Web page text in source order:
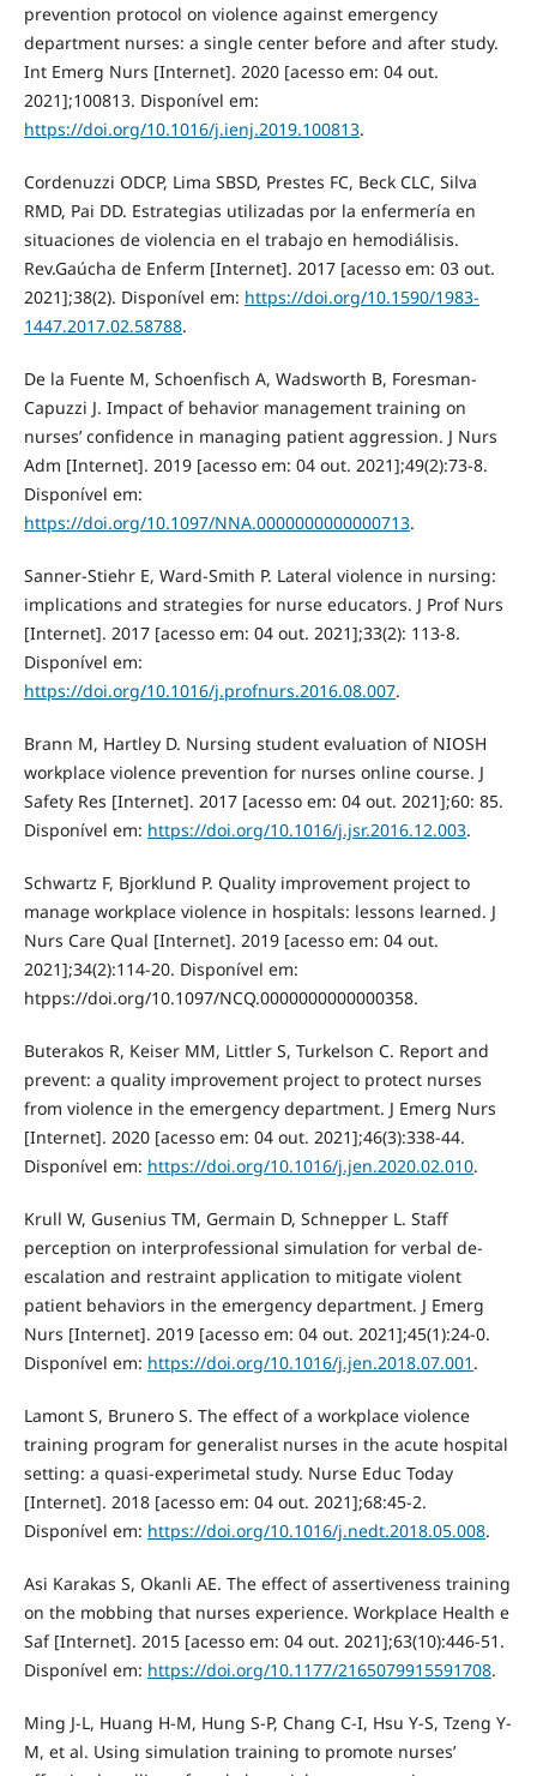
prevention protocol on violence against emergency
department nurses: a single center before and after study.
Int Emerg Nurs [Internet]. 2020 [acesso em: 04 out.
2021];100813. Disponível em:
https://doi.org/10.1016/j.ienj.2019.100813.
Cordenuzzi ODCP, Lima SBSD, Prestes FC, Beck CLC, Silva
RMD, Pai DD. Estrategias utilizadas por la enfermería en
situaciones de violencia en el trabajo en hemodiálisis.
Rev.Gaúcha de Enferm [Internet]. 2017 [acesso em: 03 out.
2021];38(2). Disponível em: https://doi.org/10.1590/1983-
1447.2017.02.58788.
De la Fuente M, Schoenfisch A, Wadsworth B, Foresman-
Capuzzi J. Impact of behavior management training on
nurses’ confidence in managing patient aggression. J Nurs
Adm [Internet]. 2019 [acesso em: 04 out. 2021];49(2):73-8.
Disponível em:
https://doi.org/10.1097/NNA.0000000000000713.
Sanner-Stiehr E, Ward-Smith P. Lateral violence in nursing:
implications and strategies for nurse educators. J Prof Nurs
[Internet]. 2017 [acesso em: 04 out. 2021];33(2): 113-8.
Disponível em:
https://doi.org/10.1016/j.profnurs.2016.08.007.
Brann M, Hartley D. Nursing student evaluation of NIOSH
workplace violence prevention for nurses online course. J
Safety Res [Internet]. 2017 [acesso em: 04 out. 2021];60: 85.
Disponível em: https://doi.org/10.1016/j.jsr.2016.12.003.
Schwartz F, Bjorklund P. Quality improvement project to
manage workplace violence in hospitals: lessons learned. J
Nurs Care Qual [Internet]. 2019 [acesso em: 04 out.
2021];34(2):114-20. Disponível em:
htpps://doi.org/10.1097/NCQ.0000000000000358.
Buterakos R, Keiser MM, Littler S, Turkelson C. Report and
prevent: a quality improvement project to protect nurses
from violence in the emergency department. J Emerg Nurs
[Internet]. 2020 [acesso em: 04 out. 2021];46(3):338-44.
Disponível em: https://doi.org/10.1016/j.jen.2020.02.010.
Krull W, Gusenius TM, Germain D, Schnepper L. Staff
perception on interprofessional simulation for verbal de-
escalation and restraint application to mitigate violent
patient behaviors in the emergency department. J Emerg
Nurs [Internet]. 2019 [acesso em: 04 out. 2021];45(1):24-0.
Disponível em: https://doi.org/10.1016/j.jen.2018.07.001 .
Lamont S, Brunero S. The effect of a workplace violence
training program for generalist nurses in the acute hospital
setting: a quasi-experimetal study. Nurse Educ Today
[Internet]. 2018 [acesso em: 04 out. 2021];68:45-2.
Disponível em: https://doi.org/10.1016/j.nedt.2018.05.008.
Asi Karakas S, Okanli AE. The effect of assertiveness training
on the mobbing that nurses experience. Workplace Health e
Saf [Internet]. 2015 [acesso em: 04 out. 2021];63(10):446-51.
Disponível em: https://doi.org/10.1177/2165079915591708.
Ming J-L, Huang H-M, Hung S-P, Chang C-I, Hsu Y-S, Tzeng Y-
M, et al. Using simulation training to promote nurses’